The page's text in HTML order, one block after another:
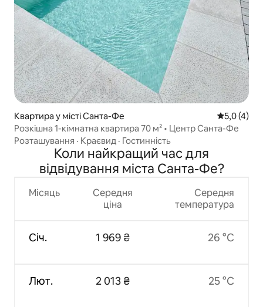
Квартира у місті Санта-Фе Середня
5,0 (4)
Розкішна 1-кімнатна квартира 70 м² • Центр Санта-Фе
Розташування · Краєвид · Гостинність
Коли найкращий час для
відвідування міста Санта-Фе?
Місяць
Січ.
Лют.
Середня
ціна
1 969 ₴
2 013 ₴
Середня
температура
26 °C
25 °C